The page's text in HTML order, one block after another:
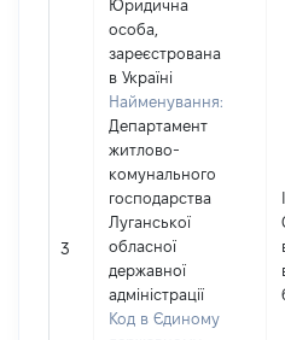
3
Юридична
особа,
зареєстрована
в Україні
Найменування:
Департамент
житлово-
комунального
господарства
Луганської
обласної
державної
адміністрації
Код в Єдиному